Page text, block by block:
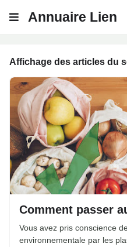
Annuaire Lien
Affichage des articles du
Comment passer
Vous avez pris conscience
environnementale par les